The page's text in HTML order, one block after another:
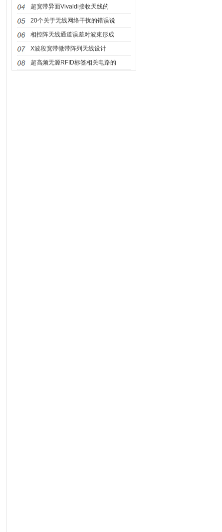
超宽带异面Vivaldi接收天线的
20个关于无线网络干扰的错误说
相控阵天线通道误差对波束形成
X波段宽带微带阵列天线设计
超高频无源RFID标签相关电路的